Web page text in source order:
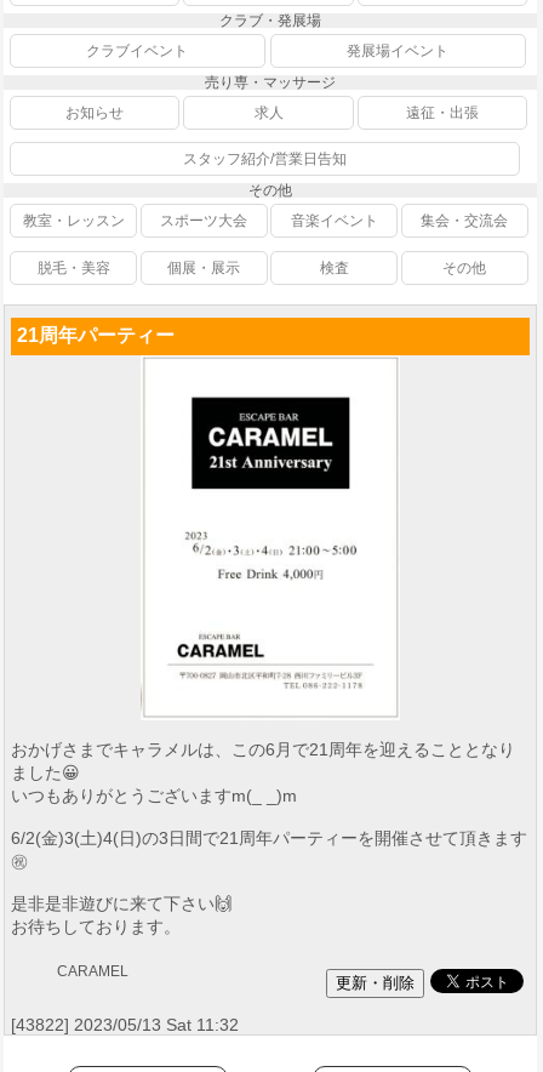
クラブ・発展場
クラブイベント
発展場イベント
売り専・マッサージ
お知らせ
求人 遠征・出張
スタッフ紹介/営業日告知
その他
教室・レッスン
スポーツ大会 音楽イベント 集会・交流会
脱毛・美容 個展・展示 検査 その他
21周年パーティー
おかげさまでキャラメルは、この6月で21周年を迎えることとなり
ました😀
いつもありがとうございますm(_ _)m
6/2(金)3(土)4(日)の3日間で21周年パーティーを開催させて頂きます
㊗️
是非是非遊びに来て下さい🙌
お待ちしております。
CARAMEL
[43822] 2023/05/13 Sat 11:32